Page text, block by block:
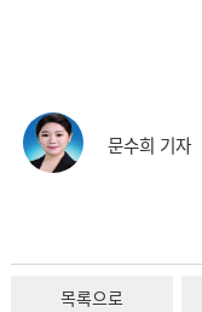
문수희 기자
목록으로